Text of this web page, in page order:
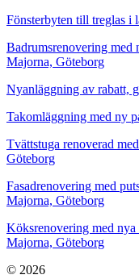
Fönsterbyten till treglas i
Badrumsrenovering med
Majorna, Göteborg
Nyanläggning av rabatt,
Takomläggning med ny
Tvättstuga renoverad
Göteborg
Fasadrenovering med
Majorna, Göteborg
Köksrenovering med
Majorna, Göteborg
© 2026